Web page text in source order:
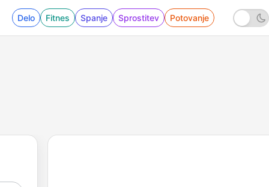
Delo Fitnes Spanje Sprostitev Potovanje